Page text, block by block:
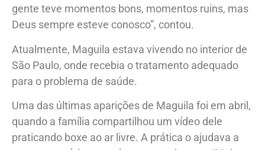
gente teve momentos bons, momentos ruins, mas
Deus sempre esteve conosco”, contou.
Atualmente, Maguila estava vivendo no interior de
São Paulo, onde recebia o tratamento adequado
para o problema de saúde.
Uma das últimas aparições de Maguila foi em abril,
quando a família compartilhou um vídeo dele
praticando boxe ao ar livre. A prática o ajudava a